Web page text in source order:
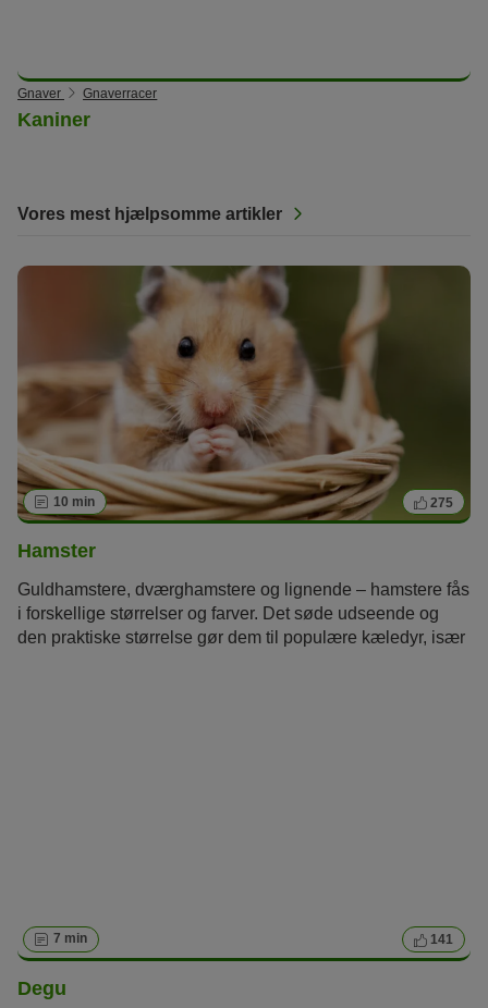
Gnaver Gnaverracer
Kaniner
Vores mest hjælpsomme artikler
10 min 275
Hamster
Guldhamstere, dværghamstere og lignende – hamstere fås
i forskellige størrelser og farver. Det søde udseende og
den praktiske størrelse gør dem til populære kæledyr, især
7 min 141
Degu